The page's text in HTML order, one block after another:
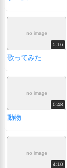
no image
5:16
歌ってみた
no image
0:48
動物
no image
4:10